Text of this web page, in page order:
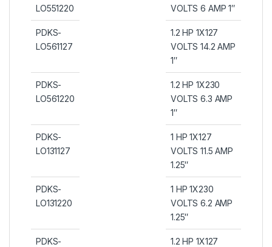
LO551220
VOLTS 6 AMP 1″
PDKS-
LO561127
1.2 HP 1X127
VOLTS 14.2 AMP
1″
PDKS-
LO561220
1.2 HP 1X230
VOLTS 6.3 AMP
1″
PDKS-
LO131127
1 HP 1X127
VOLTS 11.5 AMP
1.25″
PDKS-
LO131220
1 HP 1X230
VOLTS 6.2 AMP
1.25″
PDKS-
1.2 HP 1X127